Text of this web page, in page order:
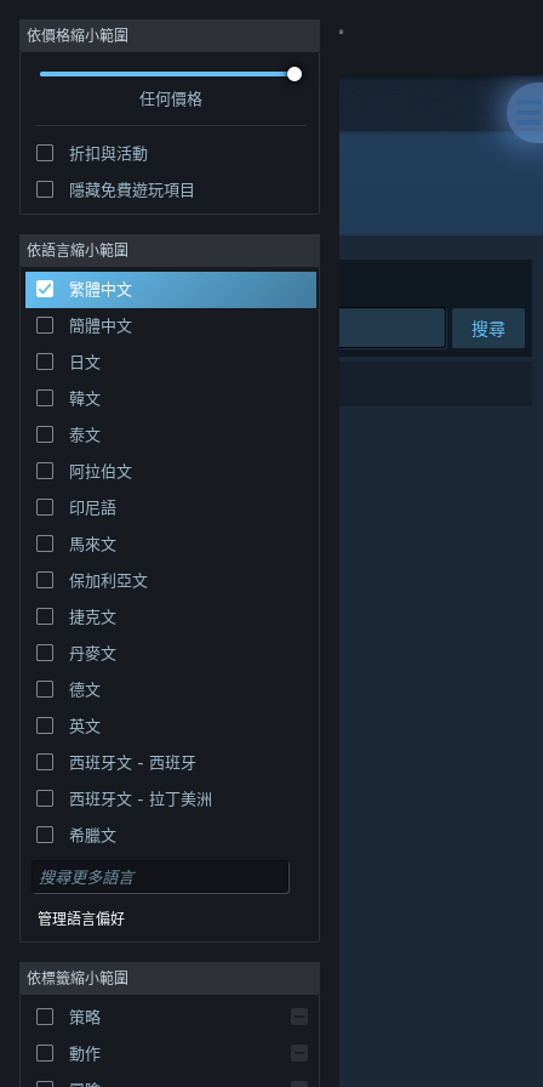
登入
社群
關於
客服
變更語言
取得 Steam 行動應用程式
檢視電腦版網頁
權人在美國與其它國家（地區）之財產。
Cookie
依價格縮小範圍
任何價格
折扣與活動
隱藏免費遊玩項目
依語言縮小範圍
繁體中文
簡體中文
日文
韓文
泰文
阿拉伯文
印尼語
馬來文
保加利亞文
捷克文
丹麥文
德文
英文
西班牙文 - 西班牙
西班牙文 - 拉丁美洲
希臘文
管理語言偏好
依標籤縮小範圍
策略
動作
開發人員: Sexual Orange
排序依據 相關性
搜尋
0 項相符的搜尋結果。